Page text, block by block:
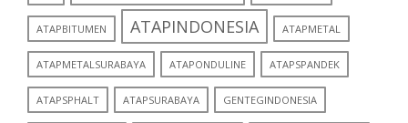
ATAPBITUMEN ATAPINDONESIA ATAPMETAL
ATAPMETALSURABAYA ATAPONDULINE ATAPSPANDEK
ATAPSPHALT ATAPSURABAYA GENTEGINDONESIA